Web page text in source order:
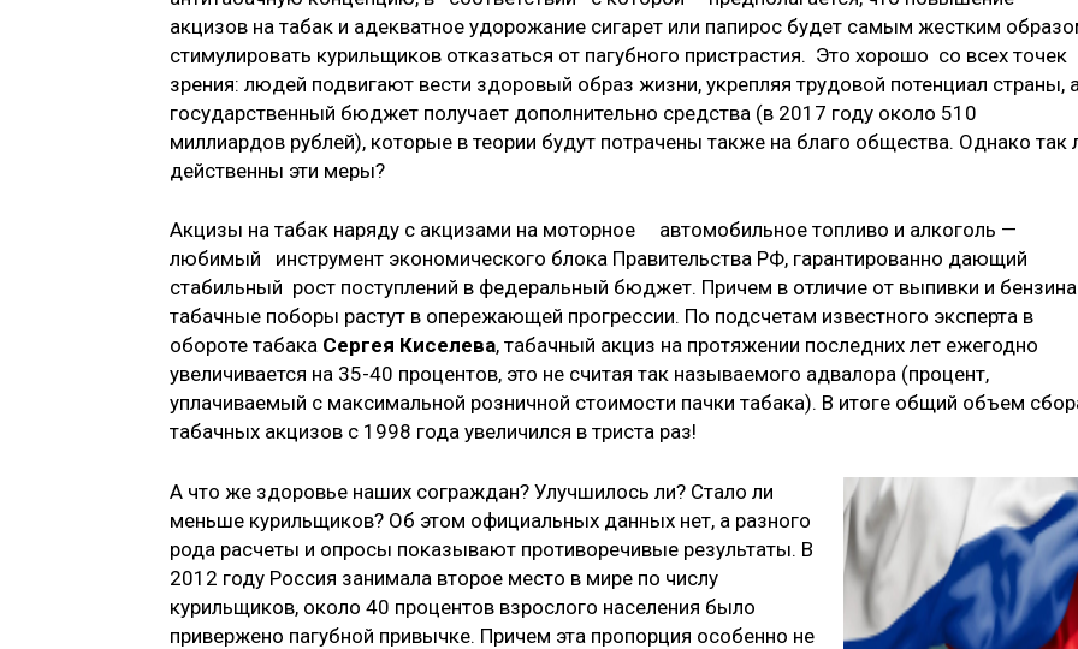
акцизов на табак и адекватное удорожание сигарет или папирос будет самым жестким
стимулировать курильщиков отказаться от пагубного пристрастия. Это хорошо со всех точек
зрения: людей подвигают вести здоровый образ жизни, укрепляя трудовой потенциал страны, а
государственный бюджет получает дополнительно средства (в 2017 году около 510
миллиардов рублей), которые в теории будут потрачены также на благо общества. Однако так
действенны эти меры?
Акцизы на табак наряду с акцизами на моторное автомобильное топливо и алкоголь —
любимый инструмент экономического блока Правительства РФ, гарантированно дающий
стабильный рост поступлений в федеральный бюджет. Причем в отличие от выпивки и бензина
табачные поборы растут в опережающей прогрессии. По подсчетам известного эксперта в
обороте табака Сергея Киселева, табачный акциз на протяжении последних лет ежегодно
увеличивается на 35-40 процентов, это не считая так называемого адвалора (процент,
уплачиваемый с максимальной розничной стоимости пачки табака). В итоге общий объем
табачных акцизов с 1998 года увеличился в триста раз!
А что же здоровье наших сограждан? Улучшилось ли? Стало ли
меньше курильщиков? Об этом официальных данных нет, а разного
рода расчеты и опросы показывают противоречивые результаты. В
2012 году Россия занимала второе место в мире по числу
курильщиков, около 40 процентов взрослого населения было
привержено пагубной привычке. Причем эта пропорция особенно не